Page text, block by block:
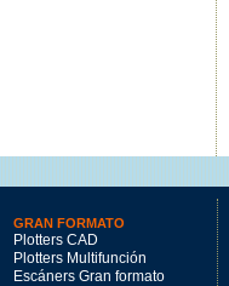
Eje para rollo 36" para Epson
GRAN FORMATO
Plotters CAD
Plotters Multifunción
Escáners Gran formato